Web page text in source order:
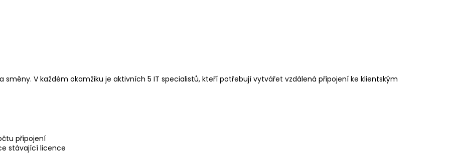
V každém okamžiku je aktivních 5 IT specialistů, kteří potřebují vytvářet vzdálená připojení ke klientským
připojení
stávající licence